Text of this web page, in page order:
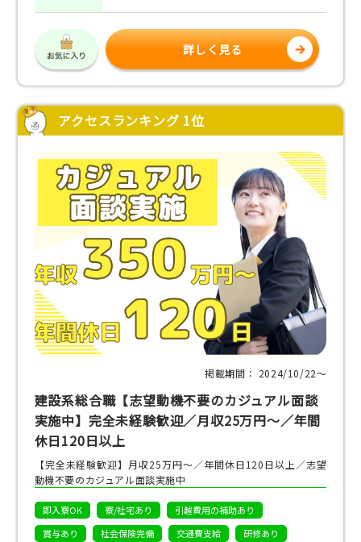
詳しく見る
アクセスランキング 1位
掲載期間： 2024/10/22〜
建設系総合職【志望動機不要のカジュアル面談
実施中】完全未経験歓迎／月収25万円～／年間
休日120日以上
【完全未経験歓迎】月収25万円～／年間休日120日以上／志望
動機不要のカジュアル面談実施中
即入寮OK 寮/社宅あり
引越費用の補助あり
賞与あり
社会保険完備 交通費支給
研修あり